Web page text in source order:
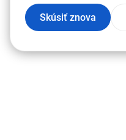
Skúsiť znova